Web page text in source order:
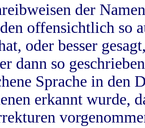
der
offensichtlich so
oder besser
dann so
Sprache in
erkannt wurde,